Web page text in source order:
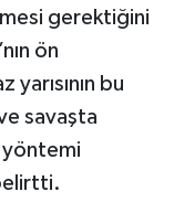
gerektiğini
ön
bu
savaşta
yöntemi